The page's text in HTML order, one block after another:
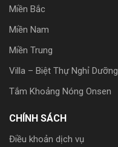
Miền Bắc
Miền Nam
Miền Trung
Villa – Biệt Thự Nghỉ Dưỡng
Tắm Khoảng Nóng Onsen
CHÍNH SÁCH
Điều khoản dịch vụ